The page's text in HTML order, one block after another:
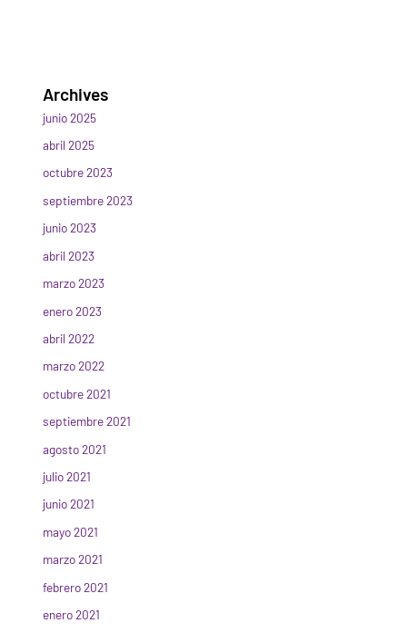
Archives
junio 2025
abril 2025
octubre 2023
septiembre 2023
junio 2023
abril 2023
marzo 2023
enero 2023
abril 2022
marzo 2022
octubre 2021
septiembre 2021
agosto 2021
julio 2021
junio 2021
mayo 2021
marzo 2021
febrero 2021
enero 2021